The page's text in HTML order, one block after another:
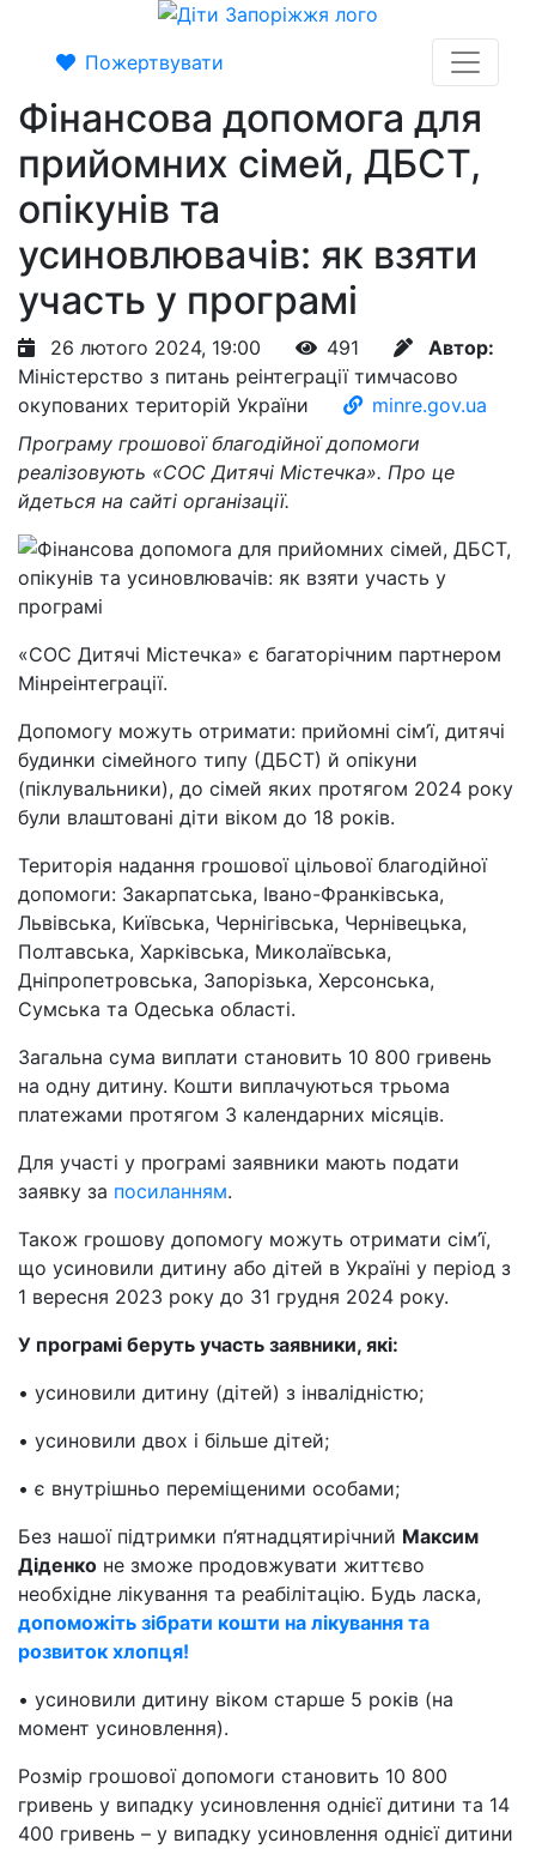
Пожертвувати
Фінансова допомога для
прийомних сімей, ДБСТ,
опікунів та
усиновлювачів: як взяти
участь у програмі
26 лютого 2024, 19:00 491
Автор:
Міністерство з питань реінтеграції тимчасово
окупованих територій України
minre.gov.ua
Програму грошової благодійної допомоги
реалізовують «СОС Дитячі Містечка». Про це
йдеться на сайті організації.
«СОС Дитячі Містечка» є багаторічним партнером
Мінреінтеграції.
Допомогу можуть отримати: прийомні сім’ї, дитячі
будинки сімейного типу (ДБСТ) й опікуни
(піклувальники), до сімей яких протягом 2024 року
були влаштовані діти віком до 18 років.
Територія надання грошової цільової благодійної
допомоги: Закарпатська, Івано-Франківська,
Львівська, Київська, Чернігівська, Чернівецька,
Полтавська, Харківська, Миколаївська,
Дніпропетровська, Запорізька, Херсонська,
Сумська та Одеська області.
Загальна сума виплати становить 10 800 гривень
на одну дитину. Кошти виплачуються трьома
платежами протягом 3 календарних місяців.
Для участі у програмі заявники мають подати
заявку за посиланням.
Також грошову допомогу можуть отримати сім’ї,
що усиновили дитину або дітей в Україні у період з
1 вересня 2023 року до 31 грудня 2024 року.
У програмі беруть участь заявники, які:
• усиновили дитину (дітей) з інвалідністю;
• усиновили двох і більше дітей;
• є внутрішньо переміщеними особами;
Без нашої підтримки п’ятнадцятирічний Максим
Діденко не зможе продовжувати життєво
необхідне лікування та реабілітацію. Будь ласка,
допоможіть зібрати кошти на лікування та
розвиток хлопця!
• усиновили дитину віком старше 5 років (на
момент усиновлення).
Розмір грошової допомоги становить 10 800
гривень у випадку усиновлення однієї дитини та 14
400 гривень – у випадку усиновлення однієї дитини